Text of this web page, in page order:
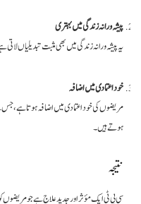
پیشہ ورانہ زندگی میں بہتری
یہ پیشہ ورانہ زندگی میں بھی مثبت تبدیلیاں لاتی
خود اعتمادی میں اضافہ
مریضوں کی خود اعتمادی میں اضافہ ہوتا ہے،
ہوتے ہیں۔
نتیجہ
سی بی ٹی ایک مؤثر اور جدید علاج ہے جو مریضوں